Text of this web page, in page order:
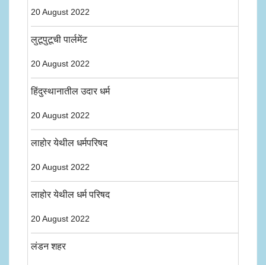
20 August 2022
लुटूपुटूची पार्लमेंट
20 August 2022
हिंदुस्थानातील उदार धर्म
20 August 2022
लाहोर येथील धर्मपरिषद
20 August 2022
लाहोर येथील धर्म परिषद
20 August 2022
लंडन शहर